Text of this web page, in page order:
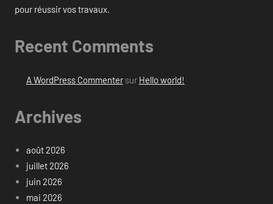
pour réussir vos travaux.
Recent Comments
A WordPress Commentersur Hello world!
Archives
août 2026
juillet 2026
juin 2026
mai 2026